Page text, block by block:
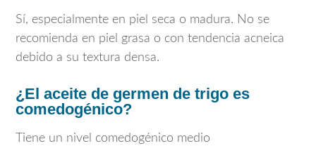
Sí, especialmente en piel seca o madura. No se
recomienda en piel grasa o con tendencia acneica
debido a su textura densa.
¿El aceite de germen de trigo es
comedogénico?
Tiene un nivel comedogénico medio